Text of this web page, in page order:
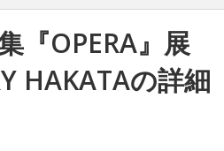
『OPERA』展
HAKATAの詳細